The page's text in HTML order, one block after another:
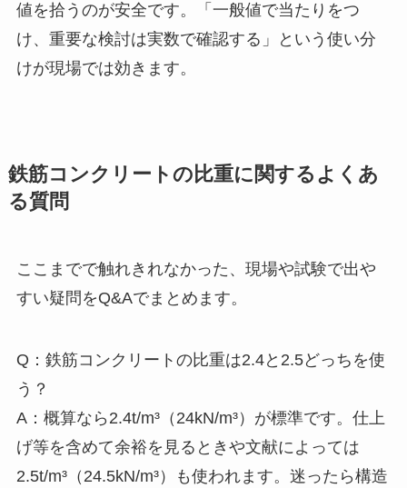
値を拾うのが安全です。「一般値で当たりをつ
け、重要な検討は実数で確認する」という使い分
けが現場では効きます。
鉄筋コンクリートの比重に関するよくあ
る質問
ここまでで触れきれなかった、現場や試験で出や
すい疑問をQ&Aでまとめます。
Q：鉄筋コンクリートの比重は2.4と2.5どっちを使
う？
A：概算なら2.4t/m³（24kN/m³）が標準です。仕上
げ等を含めて余裕を見るときや文献によっては
2.5t/m³（24.5kN/m³）も使われます。迷ったら構造